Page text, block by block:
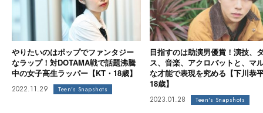
やりたいのはポップでファンタジー
なラップ！対DOTAMA戦で話題沸騰
中の女子高生ラッパー【KT・18歳】
2022.11.29 Teen's Snapshots
目指すのは助演男優賞！演技、
ス、音楽、アクロバットと、マ
な才能で表現を究める【下川恭
18歳】
2023.01.28 Teen's Snapshots